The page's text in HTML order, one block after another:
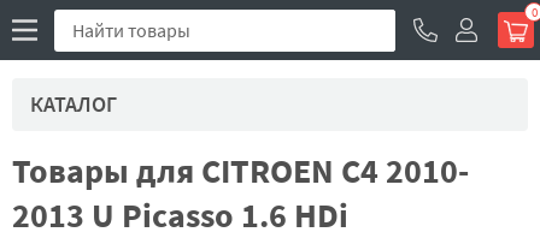
0
КАТАЛОГ
Товары для CITROEN C4 2010-
2013 U Picasso 1.6 HDi